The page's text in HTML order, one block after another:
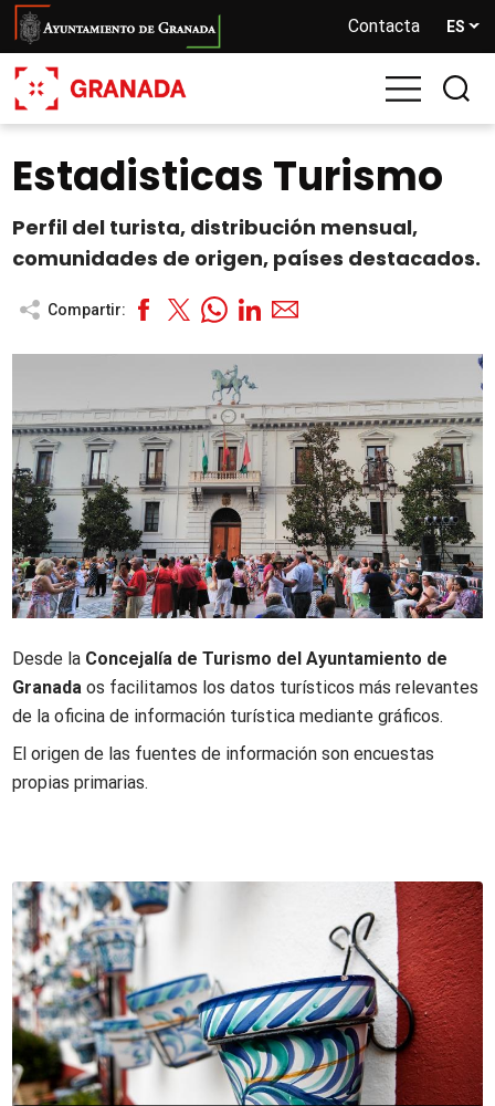
Pasar
contenido
principal
Contacta ES
Estadisticas Turismo
Perfil del turista, distribución mensual,
comunidades de origen, países destacados.
Compartir:
Desde la Concejalía de Turismo del Ayuntamiento de
Granada os facilitamos los datos turísticos más relevantes
de la oficina de información turística mediante gráficos.
El origen de las fuentes de información son encuestas
propias primarias.